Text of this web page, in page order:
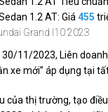
1.2 AT: Giá455
Grand I10 2023
11/2023, Liên
xe mới” áp dụng tại
của thị trường, tạo